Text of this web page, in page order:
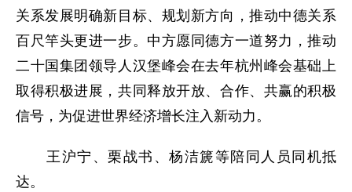
关系发展明确新目标、规划新方向，推动中德关系
百尺竿头更进一步。中方愿同德方一道努力，推动
二十国集团领导人汉堡峰会在去年杭州峰会基础上
取得积极进展，共同释放开放、合作、共赢的积极
信号，为促进世界经济增长注入新动力。
王沪宁、栗战书、杨洁篪等陪同人员同机抵
达。